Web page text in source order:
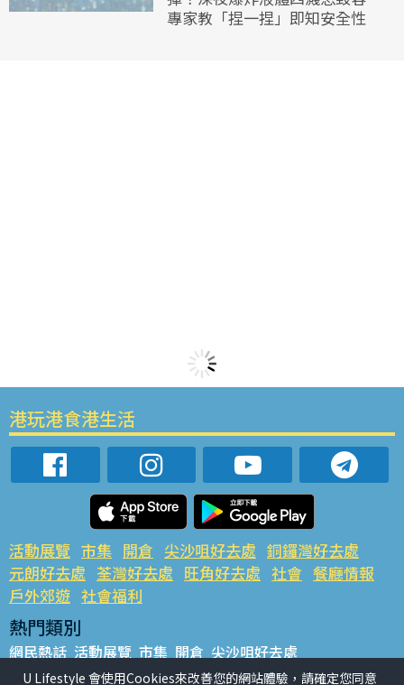
專家教「捏一捏」即知安全性
港玩港食港生活
活動展覽 市集 開倉 尖沙咀好去處 銅鑼灣好去處
元朗好去處 荃灣好去處 旺角好去處 社會 餐廳情報
戶外郊遊 社會福利
熱門類別
網民熱話 活動展覽 市集 開倉 尖沙咀好去處
銅鑼灣好去處 元朗好去處 荃灣好去處 旺角好去處 社會
U Lifestyle 會使用Cookies來改善您的網站體驗，請確定您同意